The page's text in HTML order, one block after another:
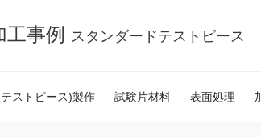
事例 スタンダードテストピース
ストピース)製作 試験片材料 表面処理